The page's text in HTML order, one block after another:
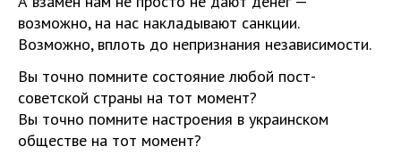
возможно, на нас накладывают санкции.
Возможно, вплоть до непризнания независимости.
Вы точно помните состояние любой пост-
советской страны на тот момент?
Вы точно помните настроения в украинском
обществе на тот момент?